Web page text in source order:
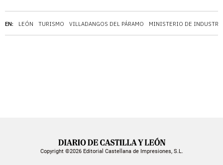
EN: LEÓN TURISMO VILLADANGOS DEL PÁRAMO MINISTERIO DE
Copyright ©2026 Editorial Castellana de Impresiones, S.L.